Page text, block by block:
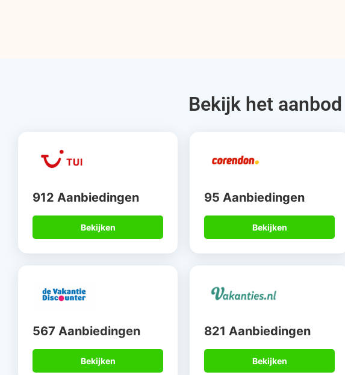
Bekijk het
912 Aanbiedingen
Bekijken
95 Aanbiedingen
Bekijken
567 Aanbiedingen
Bekijken
821 Aanbiedingen
Bekijken